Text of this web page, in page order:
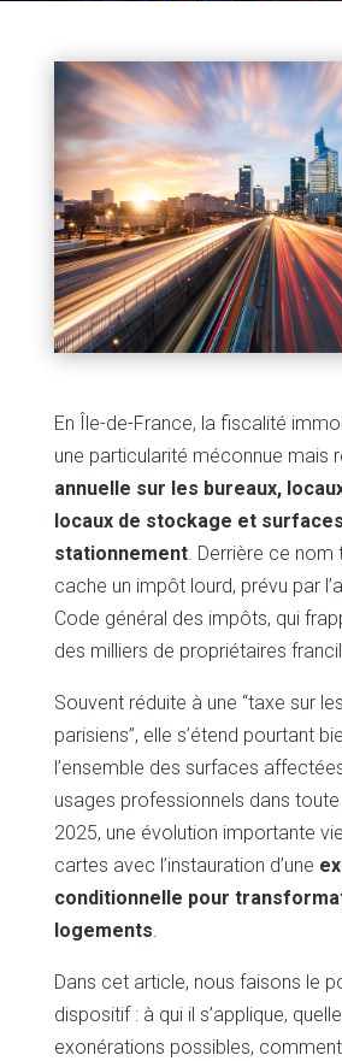
En Île-de-France, la fiscalité
une particularité méconnue mais
annuelle sur les bureaux,
locaux de stockage et
stationnement. Derrière ce nom
cache un impôt lourd, prévu par
Code général des impôts, qui
des milliers de propriétaires
Souvent réduite à une “taxe sur
parisiens”, elle s’étend pourtant
l’ensemble des surfaces
usages professionnels dans
2025, une évolution importante
cartes avec l’instauration d’une
conditionnelle pour
logements.
Dans cet article, nous faisons le
dispositif : à qui il s’applique,
exonérations possibles,